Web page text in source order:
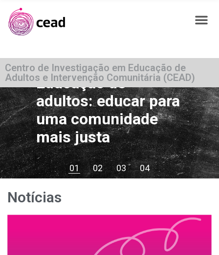
Centro de Investigação em Educação de
Adultos e Intervenção Comunitária (CEAD)
01 02 03 04
Educação de
adultos: educar para
uma comunidade
mais justa
Notícias